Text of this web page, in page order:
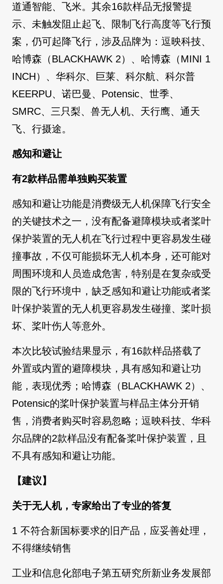
道通智能、飞米。其余16款样品无报警提
示、未触发阻止起飞、限制飞行高度等飞行预
案，仍可起降飞行，涉及品牌为：逗映科技、
哈博森（BLACKHAWK 2）、哈博森（MINI 1
INCH）、华科尔、巨莱、科尔航、科尔普
KEERPU、诺巴曼、Potensic、世季、
SMRC、三只梨、兽无人机、天行鹰、通天
飞、行摄途。
感知和避让
有2款样品需单独购买装置
感知和避让功能是消费级无人机保障飞行安全
的关键技术之一，没有配备避障模块或者桨叶
保护装置的无人机在飞行过程中更容易发生碰
撞事故，不仅可能损坏无人机本身，还可能对
周围环境和人员造成危害，特别是在复杂或受
限的飞行环境中，缺乏感知和避让功能或者桨
叶保护装置的无人机更容易发生碰撞、桨叶损
坏、桨叶伤人等意外。
本次比较试验结果显示，有16款样品搭载了
外置或内置的避障模块，具有感知和避让功
能，表现优秀；哈博森（BLACKHAWK 2）、
Potensic的桨叶保护装置与样品主体分开销
售，消费者购买时容易忽略；逗映科技、华科
尔品牌的2款样品没有配备桨叶保护装置，且
不具有感知和避让功能。
【建议】
关于无人机，专家给出了专业的答复
1 不符合新国标要求的旧产品，应妥善处理，
不得继续销售
工业和信息化部电子第五研究所新业务发展部